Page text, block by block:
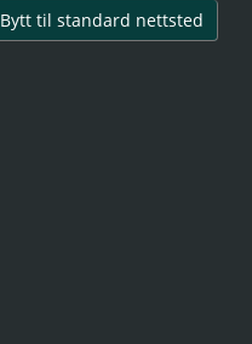
Bytt til standard nettsted